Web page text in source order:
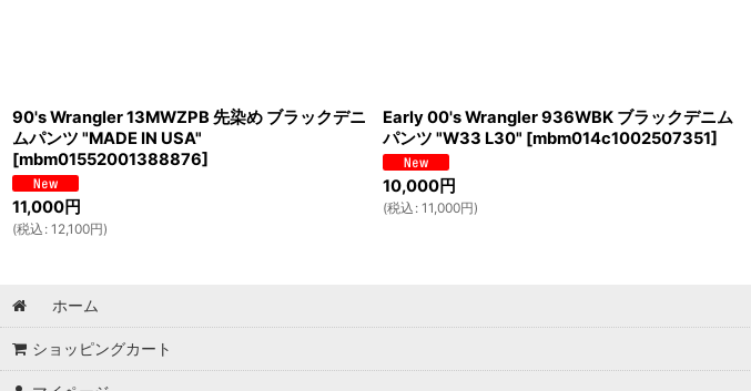
90's Wrangler 13MWZPB 先染め ブラックデニ
ムパンツ "MADE IN USA"
[mbm01552001388876]
11,000円
(税込 : 12,100円)
Early 00's Wrangler 936WBK ブラックデニム
パンツ "W33 L30" [mbm014c1002507351]
10,000円
(税込 : 11,000円)
ホーム
ショッピングカート